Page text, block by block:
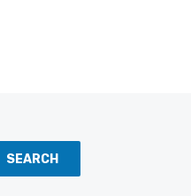
SEARCH